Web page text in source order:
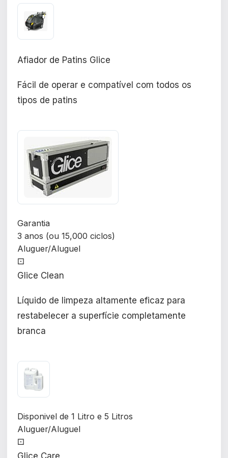
Afiador de Patins Glice
Fácil de operar e compatível com todos os
tipos de patins
Garantia
3 anos (ou 15,000 ciclos)
Aluguer/Aluguel
⚀
Glice Clean
Líquido de limpeza altamente eficaz para
restabelecer a superfície completamente
branca
Disponivel de 1 Litro e 5 Litros
Aluguer/Aluguel
⚀